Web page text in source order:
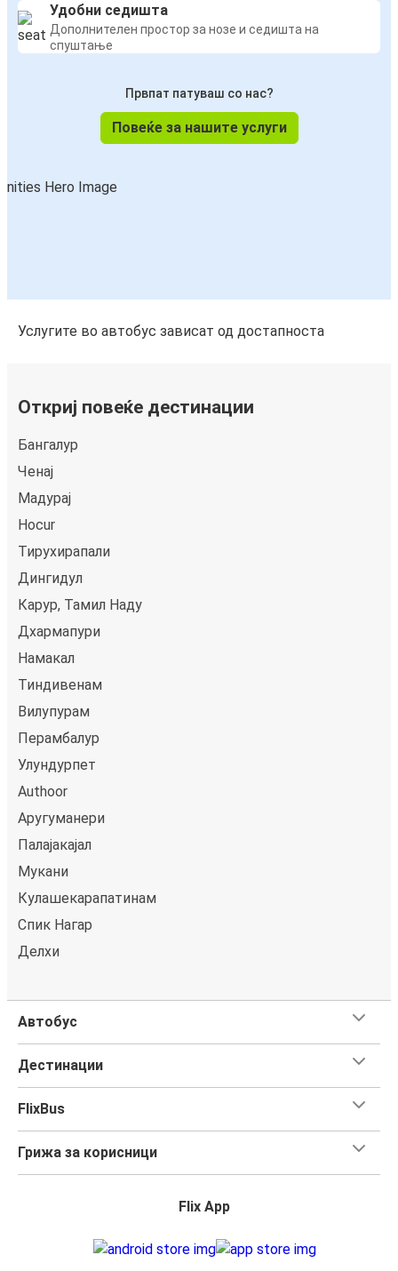
Удобни седишта
Дополнителен простор за нозе и седишта на
спуштање
Првпат патуваш со нас?
Повеќе за нашите услуги
Услугите во автобус зависат од достапноста
Откриј повеќе дестинации
Бангалур
Чeнај
Мадурај
Hocur
Тирухирапали
Дингидул
Карур, Тамил Наду
Дхармапури
Намакал
Тиндивенам
Вилупурам
Перамбалур
Улундурпет
Authoor
Аругуманери
Палајакајал
Мукани
Кулашекарапатинам
Спик Нагар
Делхи
Автобус
Дестинации
FlixBus
Грижа за корисници
Flix App